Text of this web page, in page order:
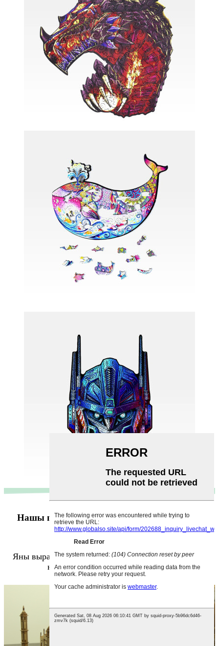
Нашы галаваломкі адпавядаюць ASTM D-
4236 і EN71
Яны вырабляюцца ў Кітаі, але дастаўляюцца туды,
куды ёсць аматары мадэлявання!